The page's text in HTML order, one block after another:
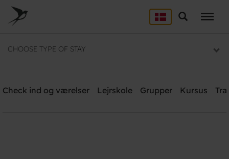
main
Søg
CHOOSE TYPE OF STAY
LEJRSKOLE
Brug for hjælp? Ring +45 74722826
Check ind og værelser Lejrskole Grupper Kursus